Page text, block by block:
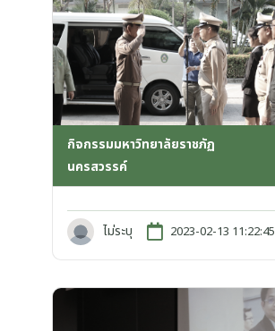
กิจกรรมมหาวิทยาลัยราชภัฏ
นครสวรรค์
ไม่ระบุ 2023-02-13 11:22:45